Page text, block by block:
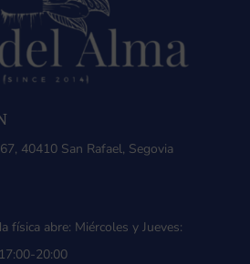
40410 San Rafael, Segovia
física abre: Miércoles y Jueves:
20:00